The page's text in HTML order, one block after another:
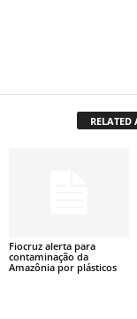
RELATED
Fiocruz alerta para
contaminação da
Amazônia por plásticos